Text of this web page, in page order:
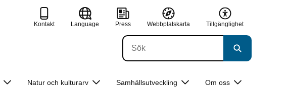
Kontakt Language Press Webbplatskarta Tillgänglighet
Natur och kulturarv Samhällsutveckling Om oss